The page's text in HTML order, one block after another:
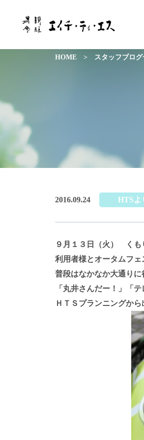
HOME > スタッフブログ
2016.09.24 HTSよ
９月１３日（火） くも
利用者様とオータムフェ
普段はなかなか大通りに
「丸井さんだー！」「
ＨＴＳプランニングか